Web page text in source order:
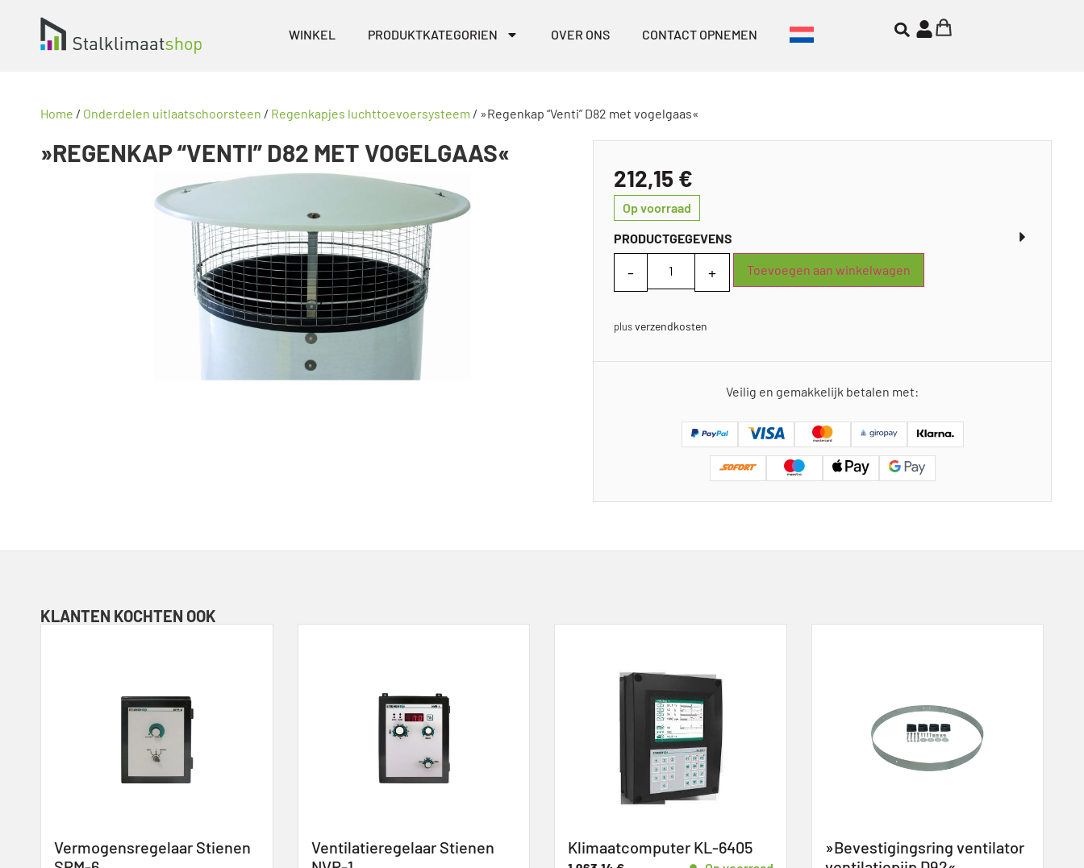
WINKEL PRODUKTKATEGORIEN OVER ONS CONTACT OPNEMEN
Home / Onderdelen uitlaatschoorsteen / Regenkapjes luchttoevoersysteem / »Regenkap “Venti” D82 met vogelgaas«
»REGENKAP “VENTI” D82 MET VOGELGAAS«
212,15 €
Op voorraad
PRODUCTGEGEVENS
Toevoegen aan winkelwagen
plusverzendkosten
Veilig en gemakkelijk betalen met:
KLANTEN KOCHTEN OOK
Vermogensregelaar Stienen
Ventilatieregelaar Stienen
Klimaatcomputer KL-6405
»Bevestigingsring ventilator